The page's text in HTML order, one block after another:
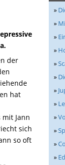
der
hat
Jann
sich
so oft
»
»
»
»
»
»
»
»
»
»
»
»